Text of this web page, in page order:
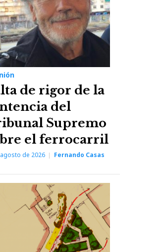
de rigor de la
del
Supremo
el ferrocarril
de 2026 Fernando Casas